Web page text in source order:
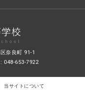
奈良町 91-1
048-653-7922
当サイトについて